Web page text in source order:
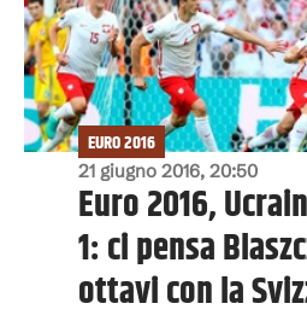
21 giugno 2016, 20:50
EURO 2016
Euro 2016,
1: ci pensa
ottavi con la